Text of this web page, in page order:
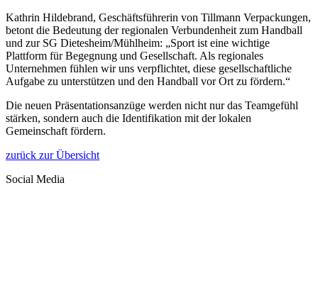
Kathrin Hildebrand, Geschäftsführerin von Tillmann Verpackungen,
betont die Bedeutung der regionalen Verbundenheit zum Handball
und zur SG Dietesheim/Mühlheim: „Sport ist eine wichtige
Plattform für Begegnung und Gesellschaft. Als regionales
Unternehmen fühlen wir uns verpflichtet, diese gesellschaftliche
Aufgabe zu unterstützen und den Handball vor Ort zu fördern.“
Die neuen Präsentationsanzüge werden nicht nur das Teamgefühl
stärken, sondern auch die Identifikation mit der lokalen
Gemeinschaft fördern.
zurück zur Übersicht
Social Media